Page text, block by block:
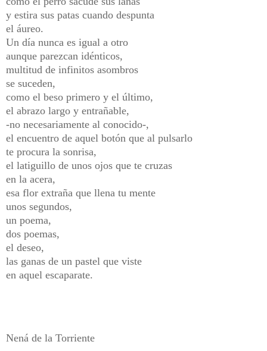
y estira sus patas cuando despunta
el áureo.
Un día nunca es igual a otro
aunque parezcan idénticos,
multitud de infinitos asombros
se suceden,
como el beso primero y el último,
el abrazo largo y entrañable,
-no necesariamente al conocido-,
el encuentro de aquel botón que al pulsarlo
te procura la sonrisa,
el latiguillo de unos ojos que te cruzas
en la acera,
esa flor extraña que llena tu mente
unos segundos,
un poema,
dos poemas,
el deseo,
las ganas de un pastel que viste
en aquel escaparate.
Nená de la Torriente